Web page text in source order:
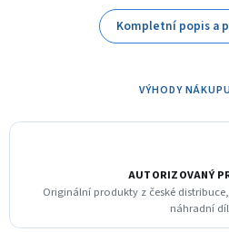
Kompletní popis a
VÝHODY
AUTORIZOVANÝ
Originální produkty z české
náhradní